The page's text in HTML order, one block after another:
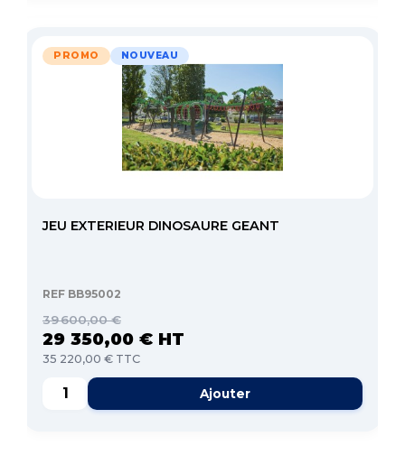
PROMO NOUVEAU
JEU EXTERIEUR DINOSAURE GEANT
REF BB95002
39 600,00 €
29 350,00 € HT
35 220,00 € TTC
Ajouter